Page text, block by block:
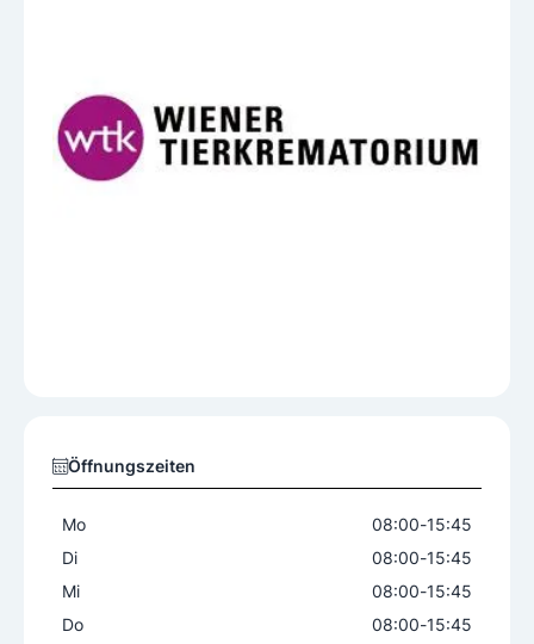
Öffnungszeiten
Mo 08:00-15:45
Di
08:00-15:45
Mi
08:00-15:45
Do
08:00-15:45